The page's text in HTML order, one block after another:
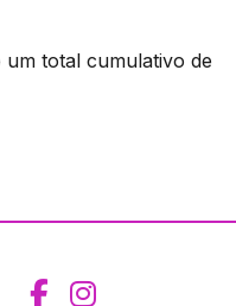
total cumulativo de
Aceder ao
Aceder